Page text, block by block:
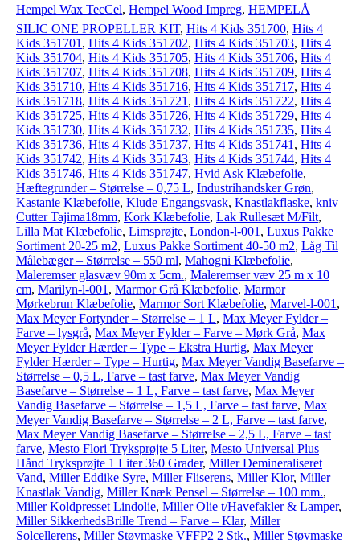
Hempel Wax TecCel, Hempel Wood Impreg, HEMPELÅ
SILIC ONE PROPELLER KIT, Hits 4 Kids 351700, Hits 4
Kids 351701 , Hits 4 Kids 351702, Hits 4 Kids 351703, Hits 4
Kids 351704, Hits 4 Kids 351705, Hits 4 Kids 351706, Hits 4
Kids 351707, Hits 4 Kids 351708, Hits 4 Kids 351709, Hits 4
Kids 351710, Hits 4 Kids 351716, Hits 4 Kids 351717, Hits 4
Kids 351718, Hits 4 Kids 351721 , Hits 4 Kids 351722, Hits 4
Kids 351725, Hits 4 Kids 351726, Hits 4 Kids 351729, Hits 4
Kids 351730, Hits 4 Kids 351732, Hits 4 Kids 351735, Hits 4
Kids 351736, Hits 4 Kids 351737, Hits 4 Kids 351741 , Hits 4
Kids 351742, Hits 4 Kids 351743, Hits 4 Kids 351744, Hits 4
Kids 351746, Hits 4 Kids 351747, Hvid Ask Klæbefolie,
Hæftegrunder – Størrelse – 0,75 L, Industrihandsker Grøn,
Kastanie Klæbefolie, Klude Engangsvask, Knastlakflaske, kniv
Cutter Tajima18mm, Kork Klæbefolie, Lak Rullesæt M/Filt,
Lilla Mat Klæbefolie, Limsprøjte, London-l-001 , Luxus Pakke
Sortiment 20-25 m2, Luxus Pakke Sortiment 40-50 m2, Låg Til
Målebæger – Størrelse – 550 ml, Mahogni Klæbefolie,
Maleremser glasvæv 90m x 5cm., Maleremser væv 25 m x 10
cm, Marilyn-l-001 , Marmor Grå Klæbefolie, Marmor
Mørkebrun Klæbefolie, Marmor Sort Klæbefolie, Marvel-l-001 ,
Max Meyer Fortynder – Størrelse – 1 L, Max Meyer Fylder –
Farve – lysgrå, Max Meyer Fylder – Farve – Mørk Grå, Max
Meyer Fylder Hærder – Type – Ekstra Hurtig, Max Meyer
Fylder Hærder – Type – Hurtig, Max Meyer Vandig Basefarve –
Størrelse – 0,5 L, Farve – tast farve, Max Meyer Vandig
Basefarve – Størrelse – 1 L, Farve – tast farve, Max Meyer
Vandig Basefarve – Størrelse – 1,5 L, Farve – tast farve, Max
Meyer Vandig Basefarve – Størrelse – 2 L, Farve – tast farve,
Max Meyer Vandig Basefarve – Størrelse – 2,5 L, Farve – tast
farve, Mesto Flori Tryksprøjte 5 Liter, Mesto Universal Plus
Hånd Tryksprøjte 1 Liter 360 Grader, Miller Demineraliseret
Vand, Miller Eddike Syre, Miller Fliserens, Miller Klor, Miller
Knastlak Vandig, Miller Knæk Pensel – Størrelse – 100 mm.,
Miller Koldpresset Lindolie, Miller Olie t/Havefakler & Lamper,
Miller SikkerhedsBrille Trend – Farve – Klar, Miller
Solcellerens, Miller Støvmaske VFFP2 2 Stk., Miller Støvmaske